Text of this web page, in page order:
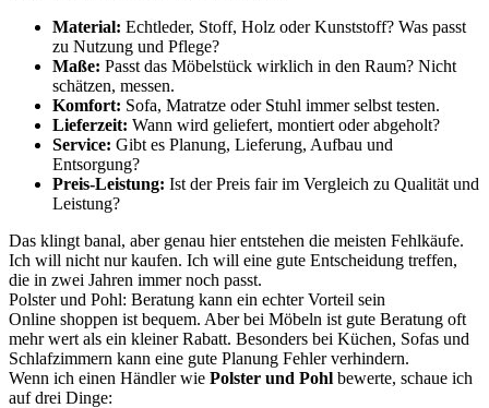
Material: Echtleder, Stoff, Holz oder Kunststoff? Was passt
zu Nutzung und Pflege?
Maße: Passt das Möbelstück wirklich in den Raum? Nicht
schätzen, messen.
Komfort: Sofa, Matratze oder Stuhl immer selbst testen.
Lieferzeit: Wann wird geliefert, montiert oder abgeholt?
Service: Gibt es Planung, Lieferung, Aufbau und
Entsorgung?
Preis-Leistung: Ist der Preis fair im Vergleich zu Qualität und
Leistung?
Das klingt banal, aber genau hier entstehen die meisten Fehlkäufe.
Ich will nicht nur kaufen. Ich will eine gute Entscheidung treffen,
die in zwei Jahren immer noch passt.
Polster und Pohl: Beratung kann ein echter Vorteil sein
Online shoppen ist bequem. Aber bei Möbeln ist gute Beratung oft
mehr wert als ein kleiner Rabatt. Besonders bei Küchen, Sofas und
Schlafzimmern kann eine gute Planung Fehler verhindern.
Wenn ich einen Händler wie Polster und Pohl bewerte, schaue ich
auf drei Dinge: